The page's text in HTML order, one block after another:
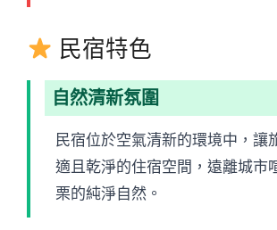
民宿特色
自然清新氛圍
民宿位於空氣清新的環境中，讓
適且乾淨的住宿空間，遠離城市
栗的純淨自然。